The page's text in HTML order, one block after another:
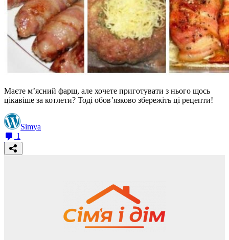
Маєте м’ясний фарш, але хочете приготувати з нього щось
цікавіше за котлети? Тоді обов’язково збережіть ці рецепти!
Simya
1